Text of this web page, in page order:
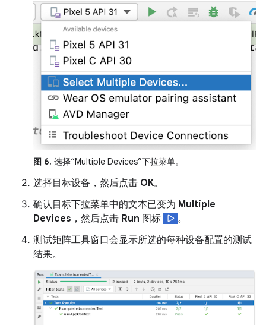
图 6. 选择“Multiple Devices”下拉菜单。
选择目标设备，然后点击 OK。
确认目标下拉菜单中的文本已变为 Multiple
Devices ，然后点击 Run 图标
。
测试矩阵工具窗口会显示所选的每种设备配置的测试
结果。